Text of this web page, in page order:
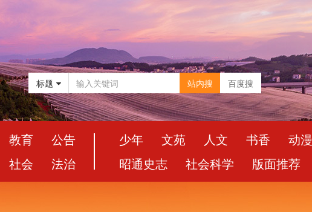
标题 站内搜 百度搜
教育
公告
社会 法治
少年 文苑 人文 书香
动漫
昭通史志
社会科学 版面推荐